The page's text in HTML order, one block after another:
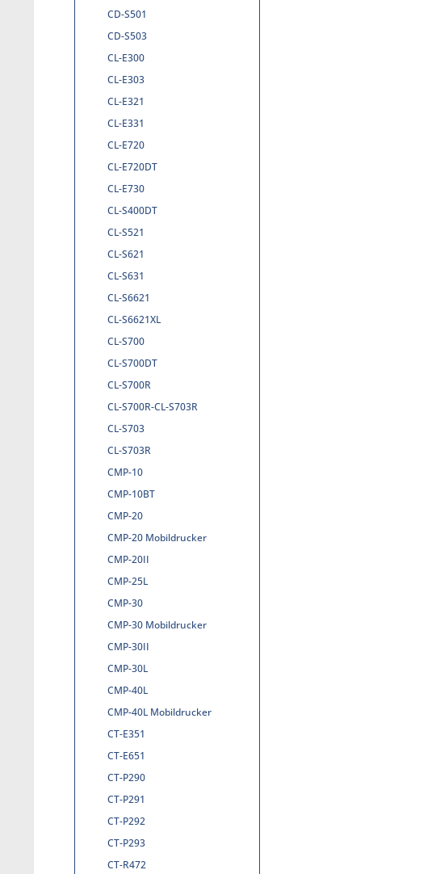
CD-S501
CD-S503
CL-E300
CL-E303
CL-E321
CL-E331
CL-E720
CL-E720DT
CL-E730
CL-S400DT
CL-S521
CL-S621
CL-S631
CL-S6621
CL-S6621XL
CL-S700
CL-S700DT
CL-S700R
CL-S700R-CL-S703R
CL-S703
CL-S703R
CMP-10
CMP-10BT
CMP-20
CMP-20 Mobildrucker
CMP-20II
CMP-25L
CMP-30
CMP-30 Mobildrucker
CMP-30II
CMP-30L
CMP-40L
CMP-40L Mobildrucker
CT-E351
CT-E651
CT-P290
CT-P291
CT-P292
CT-P293
CT-R472